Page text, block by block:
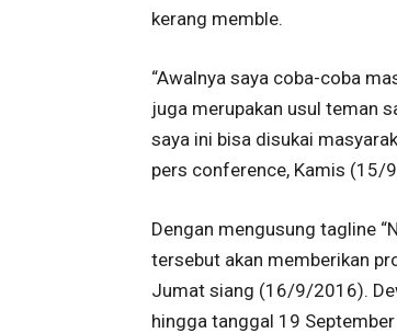
kerang memble.
“Awalnya saya coba-coba
juga merupakan usul teman
saya ini bisa disukai
pers conference, Kamis (15/
Dengan mengusung tagline
tersebut akan memberikan
Jumat siang (16/9/2016).
hingga tanggal 19